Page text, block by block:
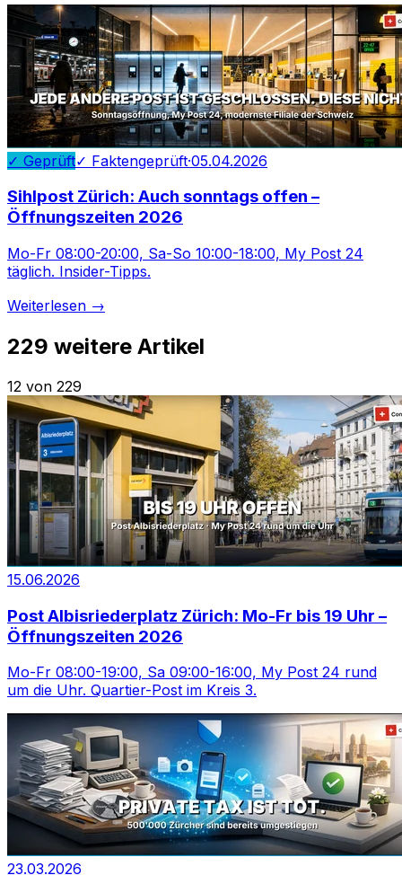
✓ Geprüft✓ Faktengeprüft·05.04.2026
Sihlpost Zürich: Auch sonntags offen –
Öffnungszeiten 2026
Mo-Fr 08:00-20:00, Sa-So 10:00-18:00, My Post 24
täglich. Insider-Tipps.
Weiterlesen →
229 weitere Artikel
12 von 229
15.06.2026
Post Albisriederplatz Zürich: Mo-Fr bis 19 Uhr –
Öffnungszeiten 2026
Mo-Fr 08:00-19:00, Sa 09:00-16:00, My Post 24 rund
um die Uhr. Quartier-Post im Kreis 3.
23.03.2026